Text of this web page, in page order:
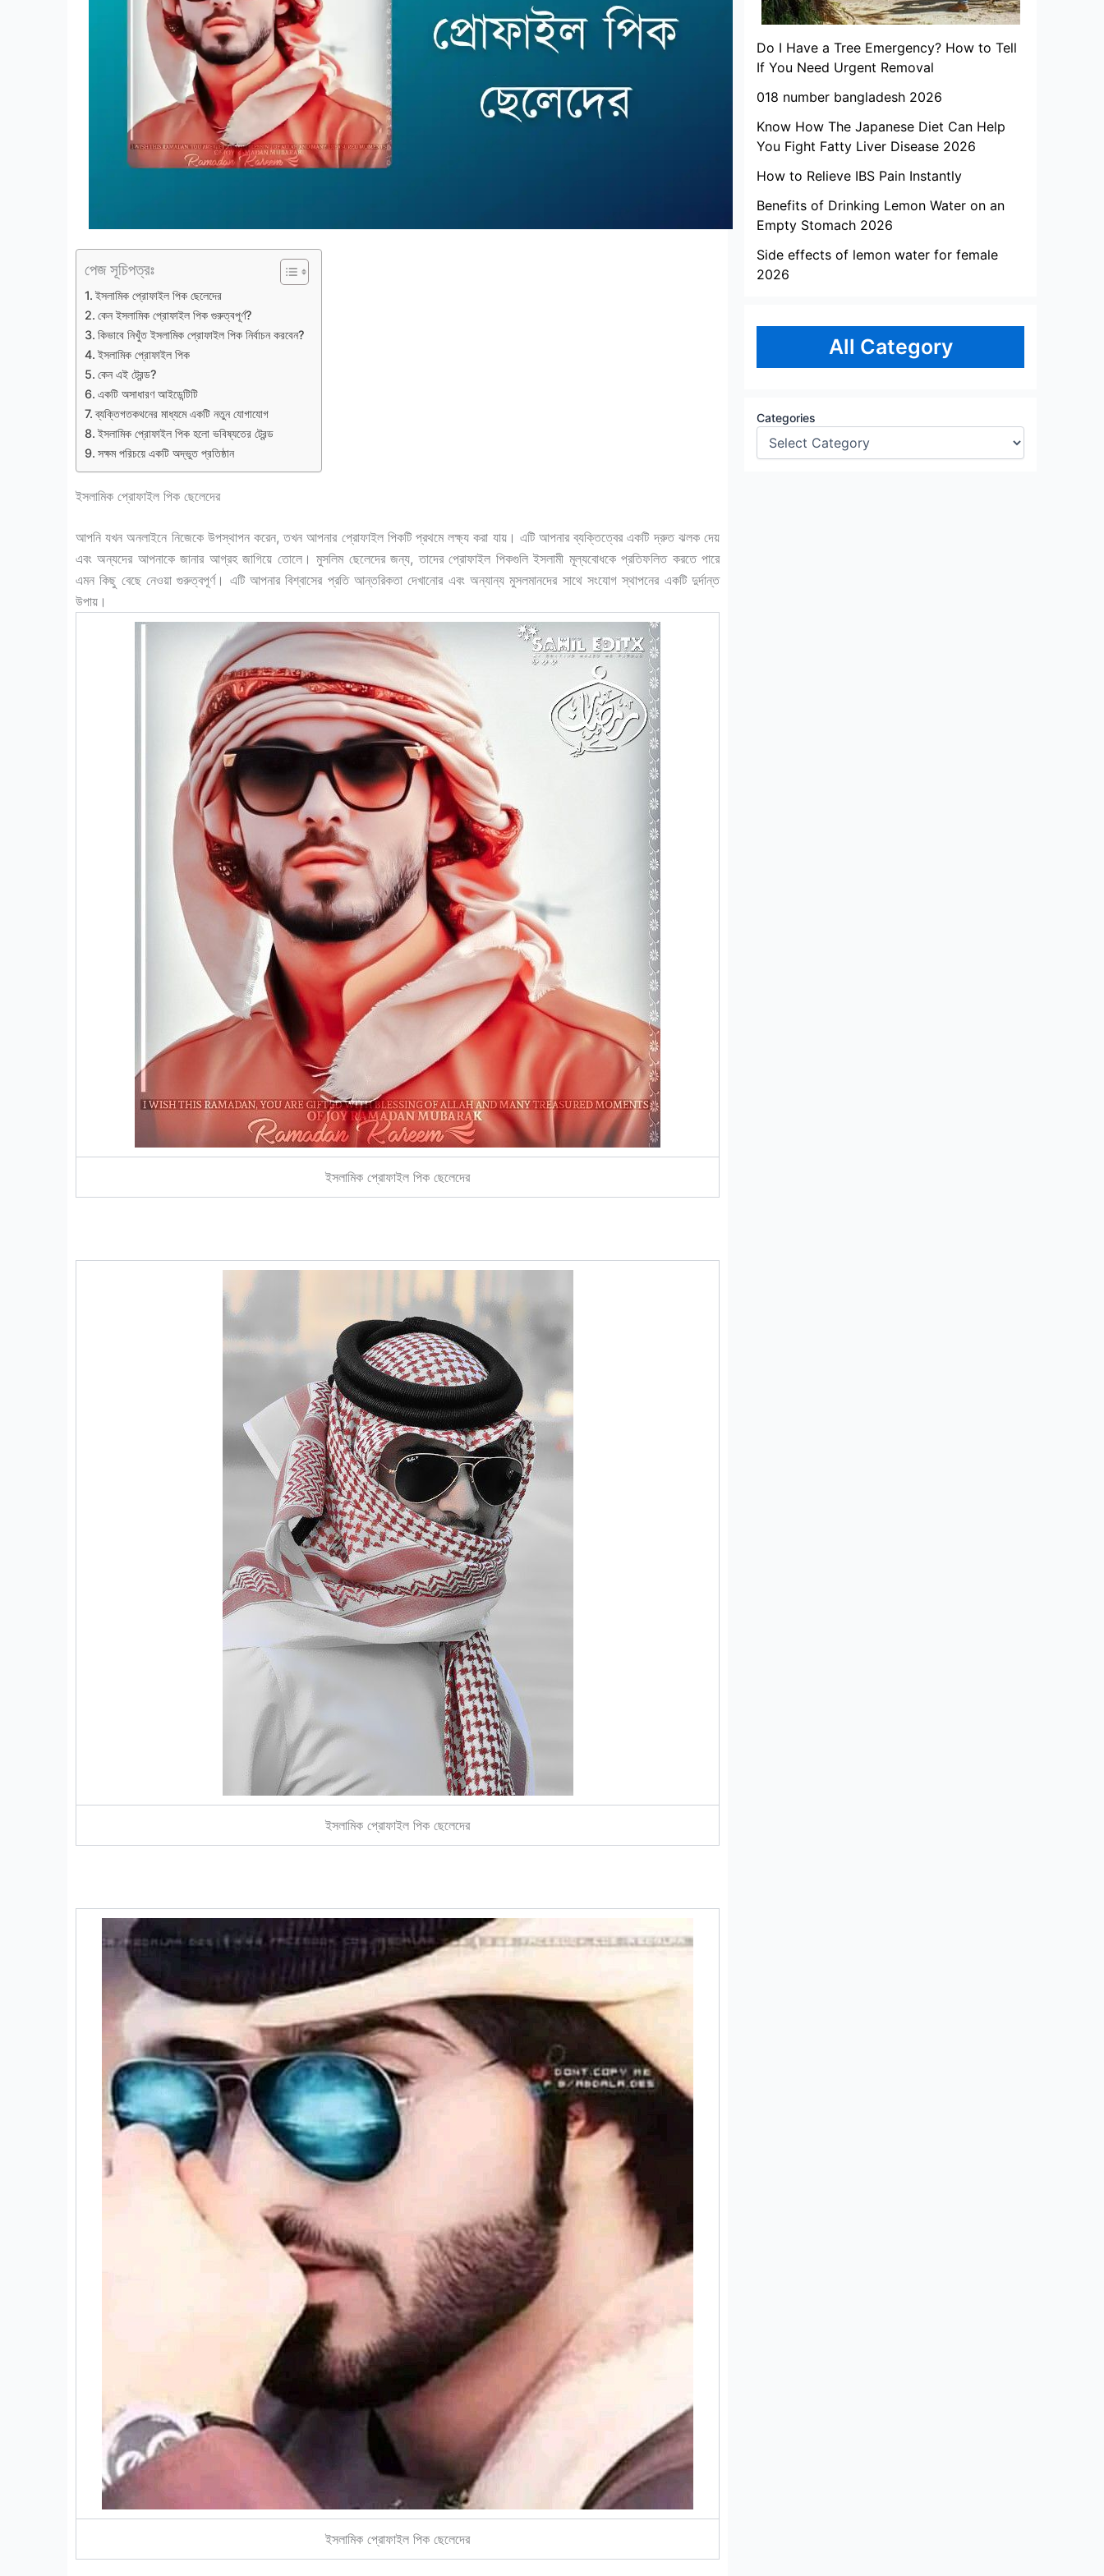
পেজ সূচিপত্রঃ
ইসলামিক প্রোফাইল পিক ছেলেদের
কেন ইসলামিক প্রোফাইল পিক গুরুত্বপূর্ণ?
কিভাবে নিখুঁত ইসলামিক প্রোফাইল পিক নির্বাচন করবেন?
ইসলামিক প্রোফাইল পিক
কেন এই ট্রেন্ড?
একটি অসাধারণ আইডেন্টিটি
ব্যক্তিগতকথনের মাধ্যমে একটি নতুন যোগাযোগ
ইসলামিক প্রোফাইল পিক হলো ভবিষ্যতের ট্রেন্ড
সক্ষম পরিচয়ে একটি অদ্ভুত প্রতিষ্ঠান
ইসলামিক প্রোফাইল পিক ছেলেদের
আপনি যখন অনলাইনে নিজেকে উপস্থাপন করেন, তখন আপনার প্রোফাইল পিকটি প্রথমে লক্ষ্য করা যায়। এটি আপনার ব্যক্তিত্বের একটি দ্রুত ঝলক দেয়
এবং অন্যদের আপনাকে জানার আগ্রহ জাগিয়ে তোলে। মুসলিম ছেলেদের জন্য, তাদের প্রোফাইল পিকগুলি ইসলামী মূল্যবোধকে প্রতিফলিত করতে পারে
এমন কিছু বেছে নেওয়া গুরুত্বপূর্ণ। এটি আপনার বিশ্বাসের প্রতি আন্তরিকতা দেখানোর এবং অন্যান্য মুসলমানদের সাথে সংযোগ স্থাপনের একটি দুর্দান্ত
উপায়।
ইসলামিক প্রোফাইল পিক ছেলেদের
ইসলামিক প্রোফাইল পিক ছেলেদের
ইসলামিক প্রোফাইল পিক ছেলেদের
Do I Have a Tree Emergency? How to Tell
If You Need Urgent Removal
018 number bangladesh 2026
Know How The Japanese Diet Can Help
You Fight Fatty Liver Disease 2026
How to Relieve IBS Pain Instantly
Benefits of Drinking Lemon Water on an
Empty Stomach 2026
Side effects of lemon water for female
2026
All Category
Categories